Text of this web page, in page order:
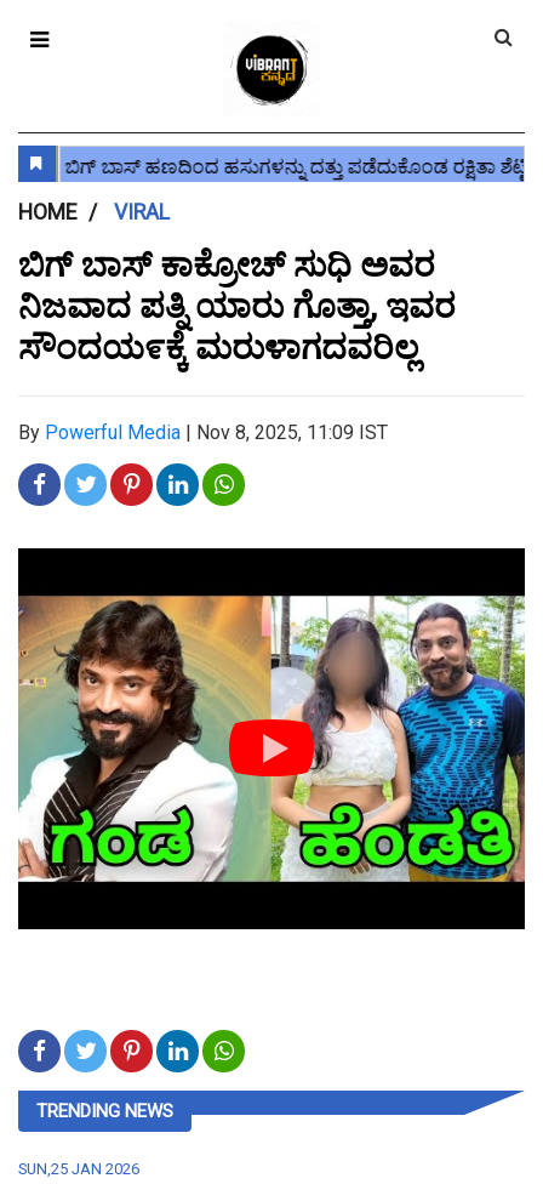
HOME VIRAL
ಬಿಗ್ ಬಾಸ್ ಕಾಕ್ರೋಚ್ ಸುಧಿ ಅವರ
ನಿಜವಾದ ಪತ್ನಿ ಯಾರು ಗೊತ್ತಾ, ಇವರ
ಸೌಂದಯ೯ಕ್ಕೆ ಮರುಳಾಗದವರಿಲ್ಲ
By Powerful Media | Nov 8, 2025, 11:09 IST
TRENDING NEWS
SUN,25 JAN 2026